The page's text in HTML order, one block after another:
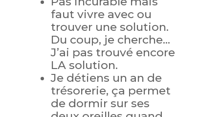
faut vivre avec ou
trouver une solution.
Du coup, je cherche…
J’ai pas trouvé encore
LA solution.
Je détiens un an de
trésorerie, ça permet
de dormir sur ses